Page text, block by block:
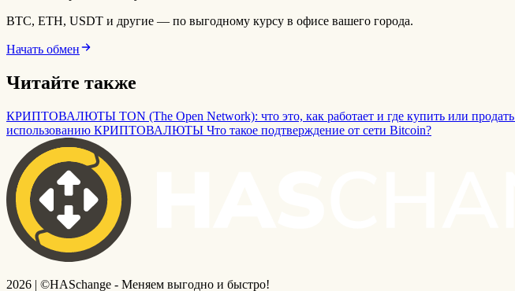
BTC, ETH, USDT и другие — по выгодному курсу в офисе вашего города.
Начать обмен
Читайте также
КРИПТОВАЛЮТЫ TON (The Open Network): что это, как работает и где купить или продать
использованию КРИПТОВАЛЮТЫ Что такое подтверждение от сети Bitcoin?
2026 | ©HASchange - Меняем выгодно и быстро!